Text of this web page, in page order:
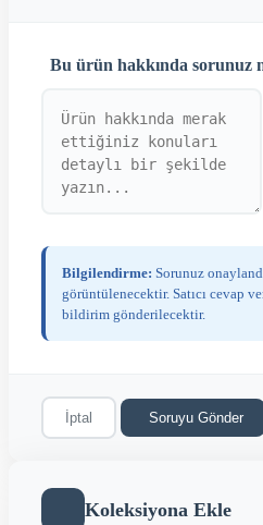
Bu ürün hakkında sorunuz
Bilgilendirme: Sorunuz
görüntülenecektir. Satıcı cevap
bildirim gönderilecektir.
İptal Soruyu Gönder
Koleksiyona Ekle